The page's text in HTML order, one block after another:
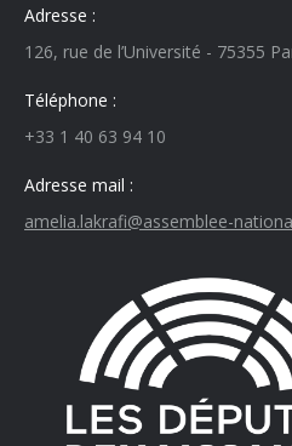
Adresse :
126, rue de l’Université - 75355
Téléphone :
+33 1 40 63 94 10
Adresse mail :
amelia.lakrafi@assemblee-